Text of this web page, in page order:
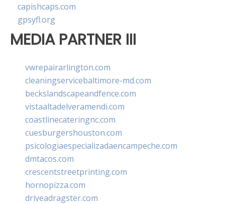
capishcaps.com
gpsyfl.org
MEDIA PARTNER III
vwrepairarlington.com
cleaningservicebaltimore-md.com
beckslandscapeandfence.com
vistaaltadelveramendi.com
coastlinecateringnc.com
cuesburgershouston.com
psicologiaespecializadaencampeche.com
dmtacos.com
crescentstreetprinting.com
hornopizza.com
driveadragster.com